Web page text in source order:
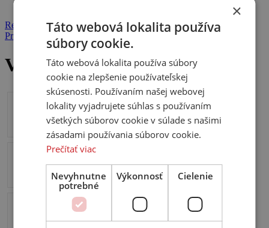
Registrácia
Prihlásenie
Všetky produkty
Tuner
Stereo Koncový
Sieťové
filtre
Diaľkové
ovládače
×
Táto webová lokalita používa
súbory cookie.
Táto webová lokalita používa súbory
cookie na zlepšenie používateľskej
skúsenosti. Používaním našej webovej
lokality vyjadrujete súhlas s používaním
všetkých súborov cookie v súlade s našimi
zásadami používania súborov cookie.
Prečítať viac
Nevyhnutne
potrebné
Výkonnosť Cielenie